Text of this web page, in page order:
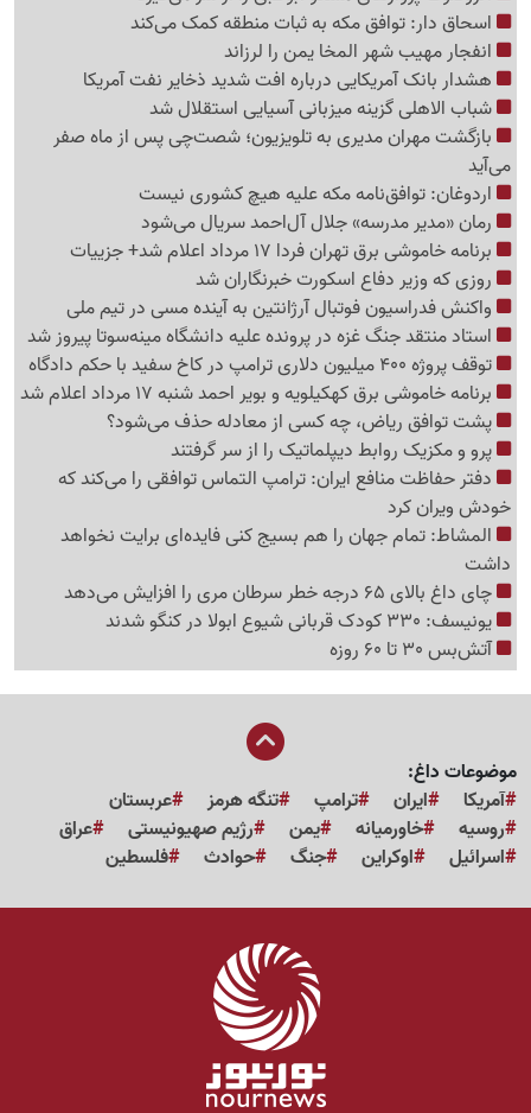
اسحاق دار: توافق مکه به ثبات منطقه کمک می‌کند
انفجار مهیب شهر المخا یمن را لرزاند
هشدار بانک آمریکایی درباره افت شدید ذخایر نفت آمریکا
شباب الاهلی گزینه میزبانی آسیایی استقلال شد
بازگشت مهران مدیری به تلویزیون؛ شصت‌چی پس از ماه صفر
می‌آید
اردوغان: توافق‌نامه مکه علیه هیچ کشوری نیست
رمان «مدیر مدرسه» جلال آل‌احمد سریال می‌شود
برنامه خاموشی برق تهران فردا 17 مرداد اعلام شد+ جزییات
روزی که وزیر دفاع اسکورت خبرنگاران شد
واکنش فدراسیون فوتبال آرژانتین به آینده مسی در تیم ملی
استاد منتقد جنگ غزه در پرونده علیه دانشگاه مینه‌سوتا پیروز شد
توقف پروژه 400 میلیون دلاری ترامپ در کاخ سفید با حکم دادگاه
برنامه خاموشی برق کهکیلویه و بویر احمد شنبه 17 مرداد اعلام شد
پشت توافق ریاض، چه کسی از معادله حذف می‌شود؟
پرو و مکزیک روابط دیپلماتیک را از سر گرفتند
دفتر حفاظت منافع ایران: ترامپ التماس توافقی را می‌کند که
خودش ویران کرد
المشاط: تمام جهان را هم بسیج کنی فایده‌ای برایت نخواهد
داشت
چای داغ بالای 65 درجه خطر سرطان مری را افزایش می‌دهد
یونیسف: 330 کودک قربانی شیوع ابولا در کنگو شدند
آتش‌بس 30 تا 60 روزه
موضوعات داغ:
آمریکا
ایران ترامپ تنگه هرمز
عربستان
روسیه
خاورمیانه یمن رژیم صهیونیستی
عراق
اسرائیل
اوکراین جنگ حوادث فلسطین